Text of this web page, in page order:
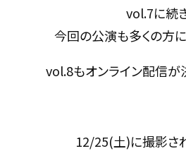
vol.7に続
今回の公演も多くの方に
vol.8もオンライン配信が
12/25(土)に撮影さ